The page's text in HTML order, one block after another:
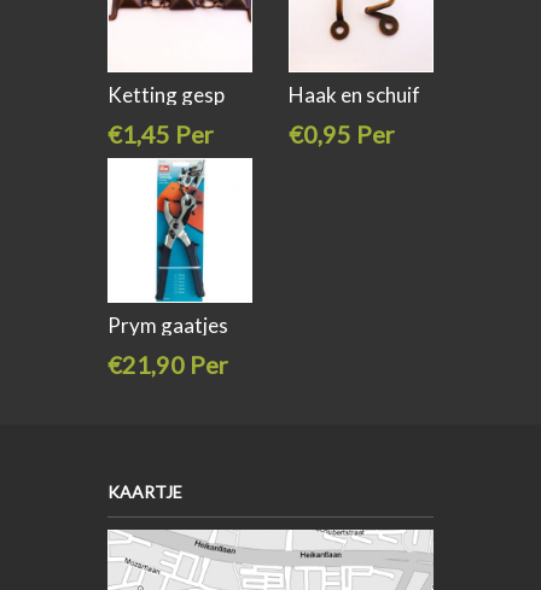
Ketting gesp
€1,45 Per
stuk €0,00
Haak en schuif
€0,95 Per
Prym gaatjes
€21,90 Per
KAARTJE